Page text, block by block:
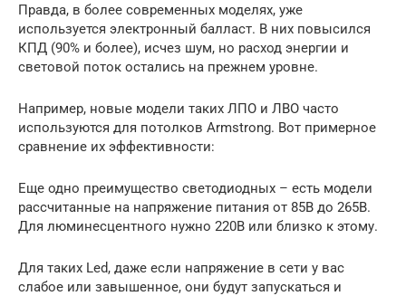
Правда, в более современных моделях, уже
используется электронный балласт. В них повысился
КПД (90% и более), исчез шум, но расход энергии и
световой поток остались на прежнем уровне.
Например, новые модели таких ЛПО и ЛВО часто
используются для потолков Armstrong. Вот примерное
сравнение их эффективности:
Еще одно преимущество светодиодных – есть модели
рассчитанные на напряжение питания от 85В до 265В.
Для люминесцентного нужно 220В или близко к этому.
Для таких Led, даже если напряжение в сети у вас
слабое или завышенное, они будут запускаться и